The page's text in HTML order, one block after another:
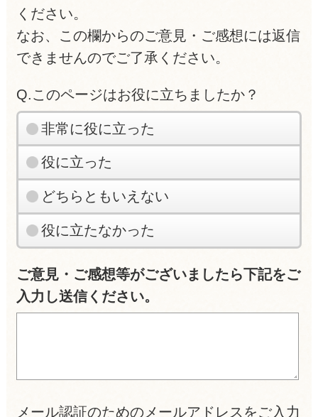
ください。
なお、この欄からのご意見・ご感想には返信
できませんのでご了承ください。
Q.このページはお役に立ちましたか？
非常に役に立った
役に立った
どちらともいえない
役に立たなかった
ご意見・ご感想等がございましたら下記をご
入力し送信ください。
メール認証のためのメールアドレスをご入力